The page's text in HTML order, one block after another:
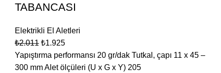
TABANCASI
Elektrikli El Aletleri
₺2.011 ₺1.925
Yapıştırma performansı 20 gr/dak Tutkal, çapı 11 x 45 –
300 mm Alet ölçüleri (U x G x Y) 205